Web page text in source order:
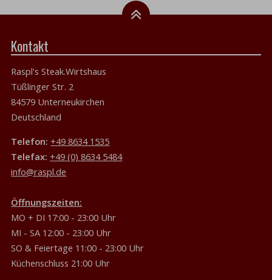
Kontakt
Raspl's Steak.Wirtshaus
Tüßlinger Str. 2
84579 Unterneukirchen
Deutschland
Telefon: +49 8634 1535
Telefax: +49 (0) 8634 5484
info@raspl.de
Öffnungszeiten:
MO + DI 17:00 - 23:00 Uhr
MI - SA 12:00 - 23:00 Uhr
SO & Feiertage 11:00 - 23:00 Uhr
Küchenschluss 21:00 Uhr